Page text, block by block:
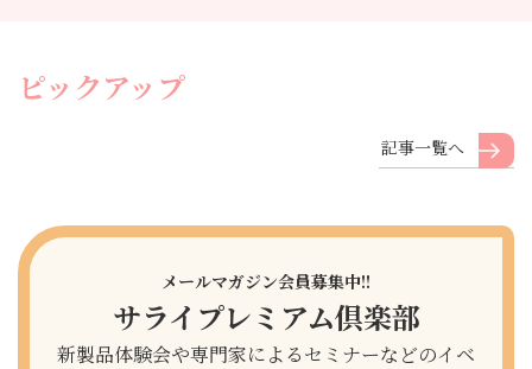
ピックアップ
記事一覧へ
メールマガジン会員募集中!!
サライプレミアム倶楽部
新製品体験会や専門家によるセミナーなどのイベ